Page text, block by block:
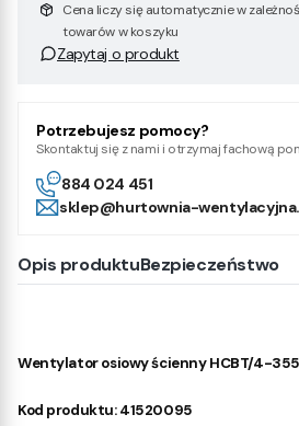
Cena liczy się automatycznie w
towarów w koszyku
Zapytaj o produkt
Potrzebujesz pomocy?
Skontaktuj się z nami i otrzymaj fachową
884 024 451
sklep@hurtownia-
Opis produktuBezpieczeństwo
Wentylator osiowy ścienny HCBT/4-
Kod produktu: 41520095